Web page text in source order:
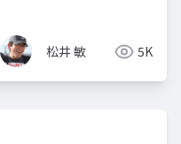
松井 敏 5K